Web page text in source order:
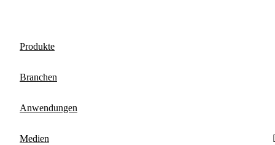
Produkte
Branchen
Anwendungen
Medien